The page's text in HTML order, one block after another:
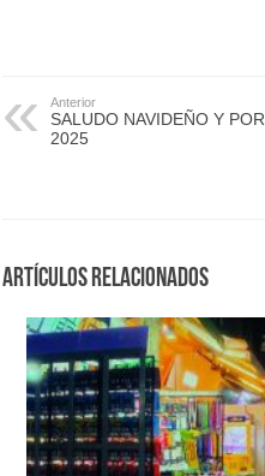
Anterior
SALUDO NAVIDEÑO Y POR
2025
Artículos Relacionados